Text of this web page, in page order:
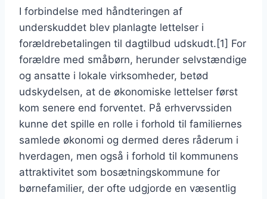
I forbindelse med håndteringen af
underskuddet blev planlagte lettelser i
forældrebetalingen til dagtilbud udskudt.[1] For
forældre med småbørn, herunder selvstændige
og ansatte i lokale virksomheder, betød
udskydelsen, at de økonomiske lettelser først
kom senere end forventet. På erhvervssiden
kunne det spille en rolle i forhold til familiernes
samlede økonomi og dermed deres råderum i
hverdagen, men også i forhold til kommunens
attraktivitet som bosætningskommune for
børnefamilier, der ofte udgjorde en væsentlig